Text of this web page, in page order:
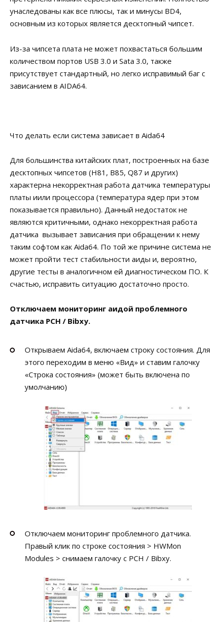
унаследованы как все плюсы, так и минусы BD4,
основным из которых является десктопный чипсет.
Из-за чипсета плата не может похвастаться большим
количеством портов USB 3.0 и Sata 3.0, также
присутствует стандартный, но легко исправимый баг с
зависанием в AIDA64.
Что делать если система зависает в Aida64
Для большинства китайских плат, построенных на базе
десктопных чипсетов (H81, B85, Q87 и других)
характерна некорректная работа датчика температуры
платы иили процессора (температура ядер при этом
показывается правильно). Данный недостаток не
являются критичными, однако некорректная работа
датчика вызывает зависания при обращении к нему
таким софтом как Aida64. По той же причине система не
может пройти тест стабильности аиды и, вероятно,
другие тесты в аналогичном ей диагностическом ПО. К
счастью, исправить ситуацию достаточно просто.
Отключаем мониторинг аидой проблемного
датчика PCH / Bibxy.
Открываем Aida64, включаем строку состояния. Для
этого переходим в меню «Вид» и ставим галочку
«Строка состояния» (может быть включена по
умолчанию)
Отключаем мониторинг проблемного датчика.
Правый клик по строке состояния > HWMon
Modules > снимаем галочку с PCH / Bibxy.